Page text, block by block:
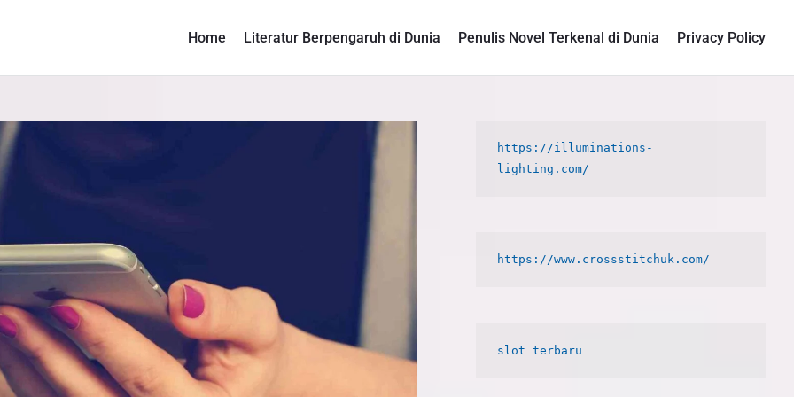
Home Literatur Berpengaruh di Dunia Penulis Novel Terkenal di Dunia Privacy Policy
https://illuminations-